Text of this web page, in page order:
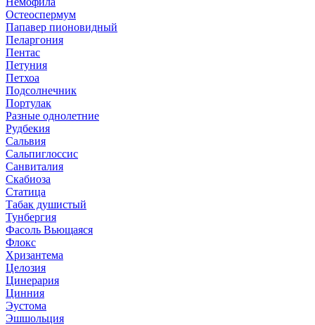
Остеоспермум
Папавер пионовидный
Пеларгония
Пентас
Петуния
Петхоа
Подсолнечник
Портулак
Разные однолетние
Рудбекия
Сальвия
Сальпиглоссис
Санвиталия
Скабиоза
Статица
Табак душистый
Тунбергия
Фасоль Вьющаяся
Флокс
Хризантема
Целозия
Цинерария
Цинния
Эустома
Эшшольция